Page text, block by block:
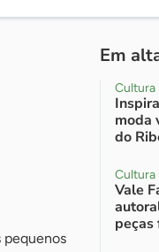
pequenos
Em
Cultura
moda
do
Cultura
Vale
peças